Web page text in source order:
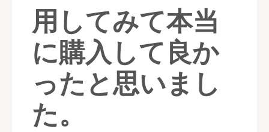
用してみて本当
に購入して良か
ったと思いまし
た。